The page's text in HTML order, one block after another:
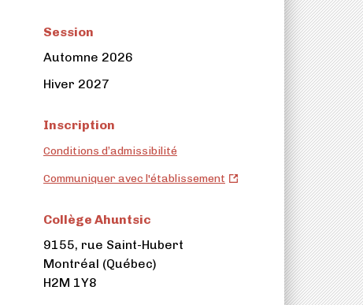
Session
Automne 2026
Hiver 2027
Inscription
Conditions d’admissibilité
Communiquer avec l'établissement Collège
Collège Ahuntsic
9155, rue Saint-Hubert
Montréal (Québec)
H2M 1Y8